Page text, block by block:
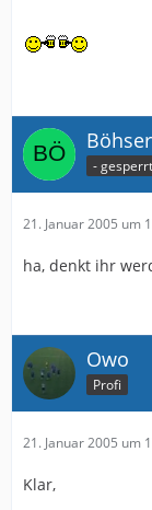
-
21. Januar 2005 um
ha, denkt ihr
Owo
Profi
21. Januar 2005 um
Klar,